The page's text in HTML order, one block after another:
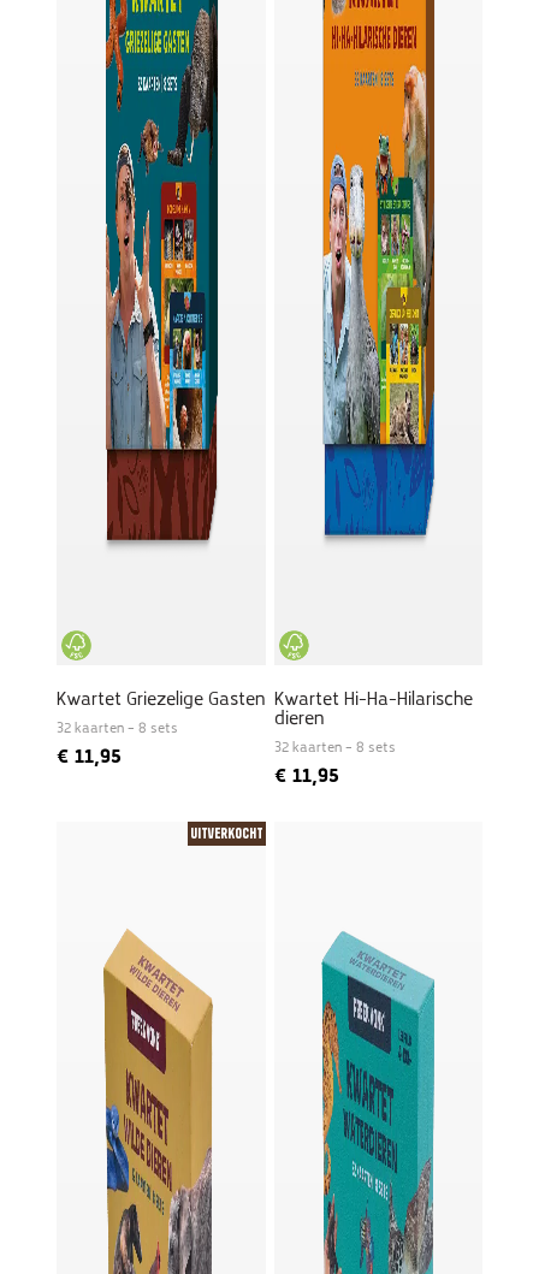
Kwartet Griezelige Gasten
32 kaarten – 8 sets
€ 11,95
Kwartet Hi-Ha-Hilarische
dieren
32 kaarten – 8 sets
€11,95
Uitverkocht